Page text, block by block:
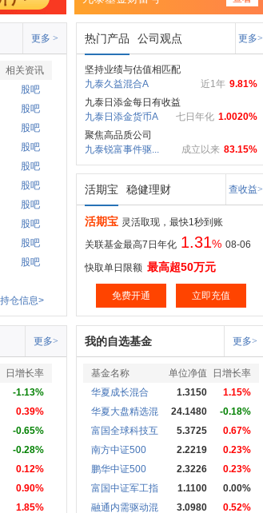
更多 >
相关资讯
股吧
股吧
股吧
股吧
股吧
股吧
股吧
股吧
股吧
股吧
仓信息>
热门产品 公司观点 更多>
坚持业绩与估值相匹配
9.81%
近1年
九泰久益混合A
九泰日添金每日有收益
1.0020%
七日年化
九泰日添金货币A
聚焦高品质公司
83.15%
成立以来
九泰锐富事件驱...
活期宝 稳健理财 查收益>
活期宝 灵活取现，最快1秒到账
关联基金最高7日年化 1.31% 08-06
快取单日限额 最高超50万元
免费开通 立即充值
更多>
日增长率
-1.13%
0.39%
-0.65%
-0.28%
0.12%
0.90%
1.85%
我的自选基金 更多>
基金名称 单位净值
日增长率
华夏成长混合
1.3150
1.15%
华夏大盘精选混
24.1480
-0.18%
富国全球科技互
5.3725
0.67%
南方中证500
2.2219
0.23%
鹏华中证500
2.3226
0.23%
富国中证军工指
1.1100
0.00%
融通内需驱动混
3.0980
0.52%